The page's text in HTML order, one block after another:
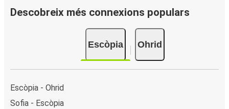
Descobreix més connexions populars
Escòpia Ohrid
Escòpia - Ohrid
Sofia - Escòpia